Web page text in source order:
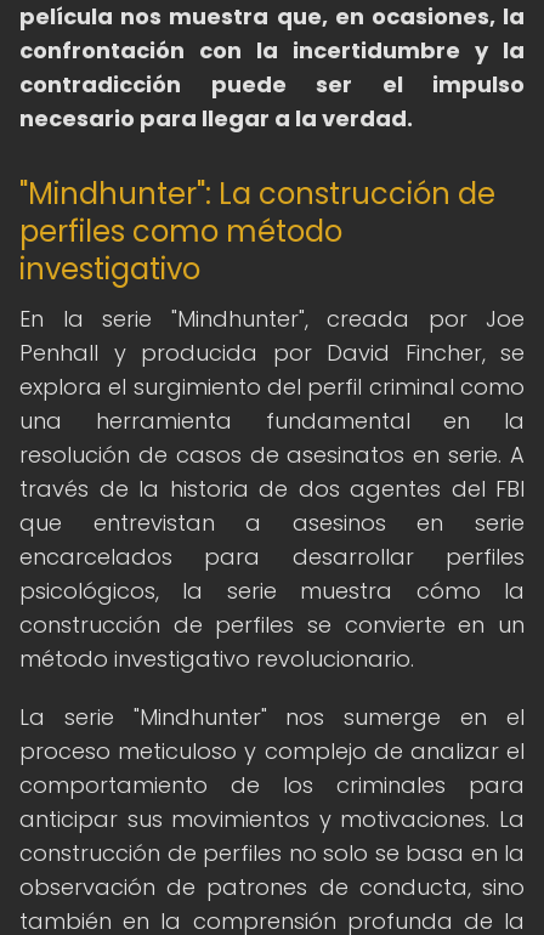
película nos muestra que, en ocasiones, la
confrontación con la incertidumbre y la
contradicción puede ser el impulso
necesario para llegar a la verdad.
"Mindhunter": La construcción de
perfiles como método
investigativo
En la serie "Mindhunter", creada por Joe
Penhall y producida por David Fincher, se
explora el surgimiento del perfil criminal como
una herramienta fundamental en la
resolución de casos de asesinatos en serie. A
través de la historia de dos agentes del FBI
que entrevistan a asesinos en serie
encarcelados para desarrollar perfiles
psicológicos, la serie muestra cómo la
construcción de perfiles se convierte en un
método investigativo revolucionario.
La serie "Mindhunter" nos sumerge en el
proceso meticuloso y complejo de analizar el
comportamiento de los criminales para
anticipar sus movimientos y motivaciones. La
construcción de perfiles no solo se basa en la
observación de patrones de conducta, sino
también en la comprensión profunda de la